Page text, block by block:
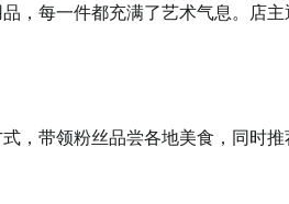
，每一件都充满了艺术气息。店
，带领粉丝品尝各地美食，同时推